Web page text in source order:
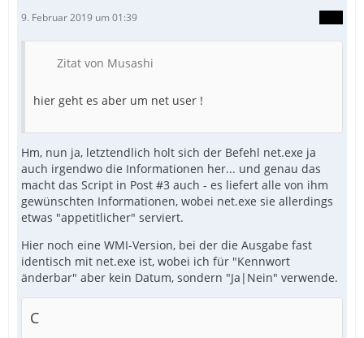
9. Februar 2019 um 01:39
Zitat von Musashi
hier geht es aber um net user !
Hm, nun ja, letztendlich holt sich der Befehl net.exe ja
auch irgendwo die Informationen her... und genau das
macht das Script in Post #3 auch - es liefert alle von ihm
gewünschten Informationen, wobei net.exe sie allerdings
etwas "appetitlicher" serviert.
Hier noch eine WMI-Version, bei der die Ausgabe fast
identisch mit net.exe ist, wobei ich für "Kennwort
änderbar" aber kein Datum, sondern "Ja|Nein" verwende.
C